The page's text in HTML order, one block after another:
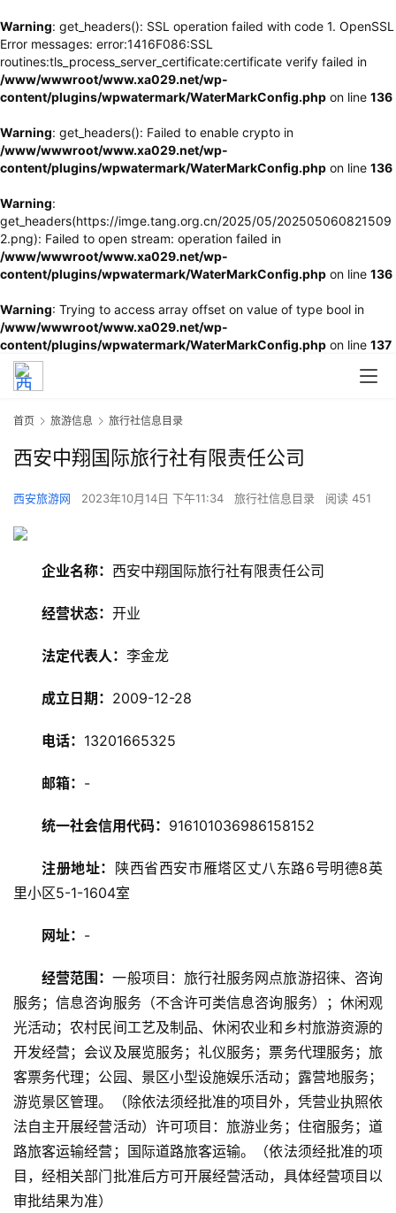
Warning: get_headers(): SSL operation failed with code 1. OpenSSL
Error messages: error:1416F086:SSL
routines:tls_process_server_certificate:certificate verify failed in
/www/wwwroot/www.xa029.net/wp-
content/plugins/wpwatermark/WaterMarkConfig.php on line 136
Warning: get_headers(): Failed to enable crypto in
/www/wwwroot/www.xa029.net/wp-
content/plugins/wpwatermark/WaterMarkConfig.php on line 136
Warning:
get_headers(https://imge.tang.org.cn/2025/05/202505060821509
2.png): Failed to open stream: operation failed in
/www/wwwroot/www.xa029.net/wp-
content/plugins/wpwatermark/WaterMarkConfig.php on line 136
Warning: Trying to access array offset on value of type bool in
/www/wwwroot/www.xa029.net/wp-
content/plugins/wpwatermark/WaterMarkConfig.php on line 137
攻
特
产
热
门
景
点
旅
游
首页 旅游信息 旅行社信息目录
西安中翔国际旅行社有限责任公司
西安旅游网 2023年10月14日 下午11:34 旅行社信息目录 阅读 451
企业名称： 西安中翔国际旅行社有限责任公司
经营状态： 开业
法定代表人： 李金龙
成立日期： 2009-12-28
电话： 13201665325
邮箱： -
统一社会信用代码： 916101036986158152
注册地址： 陕西省西安市雁塔区丈八东路6号明德8英
里小区5-1-1604室
网址： -
经营范围：一般项目：旅行社服务网点旅游招徕、咨询
服务；信息咨询服务（不含许可类信息咨询服务）；休闲观
光活动；农村民间工艺及制品、休闲农业和乡村旅游资源的
开发经营；会议及展览服务；礼仪服务；票务代理服务；旅
客票务代理；公园、景区小型设施娱乐活动；露营地服务；
游览景区管理。（除依法须经批准的项目外，凭营业执照依
法自主开展经营活动）许可项目：旅游业务；住宿服务；道
路旅客运输经营；国际道路旅客运输。（依法须经批准的项
目，经相关部门批准后方可开展经营活动，具体经营项目以
审批结果为准）